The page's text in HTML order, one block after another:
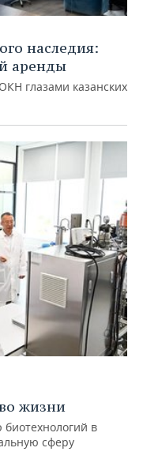
наследия:
аренды
глазами казанских
жизни
в
сферу